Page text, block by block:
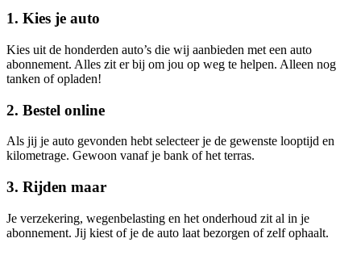
1. Kies je auto
Kies uit de honderden auto’s die wij aanbieden met een auto
abonnement. Alles zit er bij om jou op weg te helpen. Alleen nog
tanken of opladen!
2. Bestel online
Als jij je auto gevonden hebt selecteer je de gewenste looptijd en
kilometrage. Gewoon vanaf je bank of het terras.
3. Rijden maar
Je verzekering, wegenbelasting en het onderhoud zit al in je
abonnement. Jij kiest of je de auto laat bezorgen of zelf ophaalt.